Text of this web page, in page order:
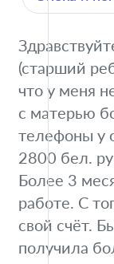
(старший
что у меня
с матерью
телефоны у
2800 бел.
Более 3
работе. С
свой счёт.
получила